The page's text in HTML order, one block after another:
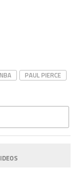
NBA
PAUL PIERCE